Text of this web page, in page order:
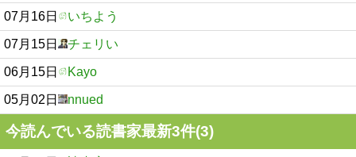
07月16日 いちよう
07月15日 チェリい
06月15日 Kayo
05月02日 nnued
今読んでいる読書家最新3件(3)